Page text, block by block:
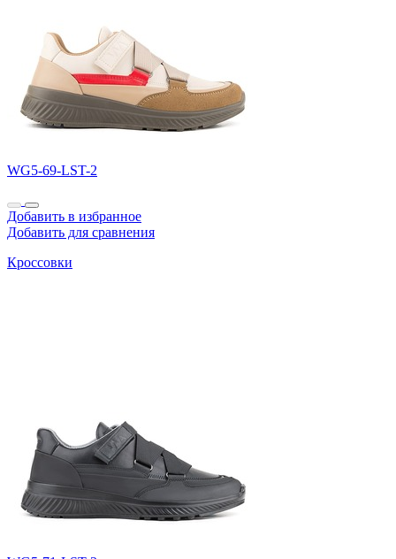
WG5-69-LST-2
Добавить в избранное
Добавить для сравнения
Кроссовки